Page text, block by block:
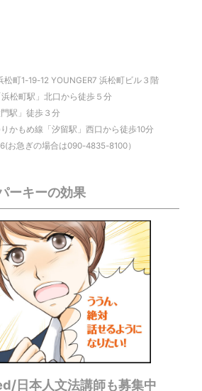
松町1-19-12 YOUNGER7 浜松町ビル３階
松町駅」北口から徒歩５分
駅」徒歩３分
かもめ線「汐留駅」西口から徒歩10分
お急ぎの場合は090-4835-8100）
ーキーの効果
日本人文法講師も募集中